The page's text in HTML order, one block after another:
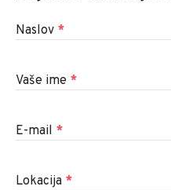
Naslov *
Vaše ime *
E-mail *
Lokacija *